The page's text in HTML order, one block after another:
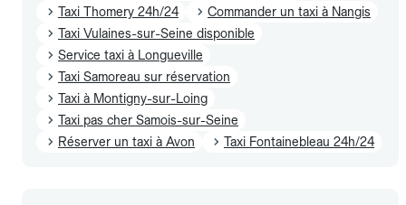
Taxi Thomery 24h/24
Commander un taxi à Nangis
Taxi Vulaines-sur-Seine disponible
Service taxi à Longueville
Taxi Samoreau sur réservation
Taxi à Montigny-sur-Loing
Taxi pas cher Samois-sur-Seine
Réserver un taxi à Avon
Taxi Fontainebleau 24h/24